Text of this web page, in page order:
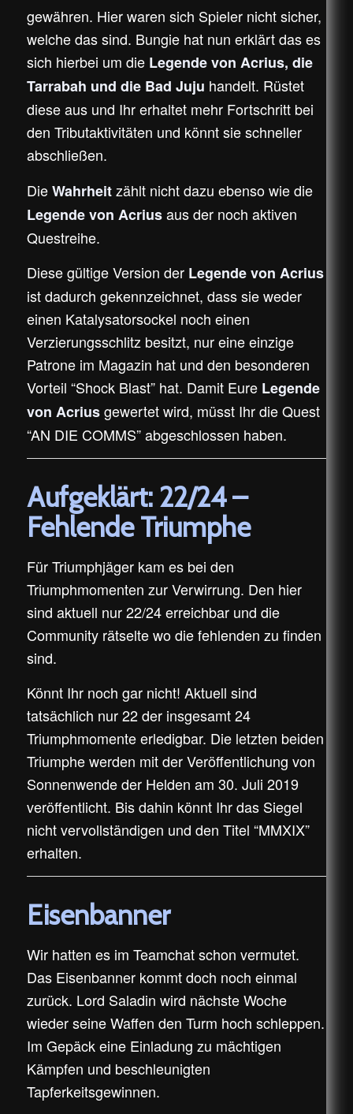
gewähren. Hier waren sich Spieler nicht sicher,
welche das sind. Bungie hat nun erklärt das es
sich hierbei um die Legende von Acrius, die
Tarrabah und die Bad Juju handelt. Rüstet
diese aus und Ihr erhaltet mehr Fortschritt bei
den Tributaktivitäten und könnt sie schneller
abschließen.
DieWahrheitzählt nicht dazu ebenso wie die
Legende von Acriusaus der noch aktiven
Questreihe.
Diese gültige Version der Legende von Acrius
ist dadurch gekennzeichnet, dass sie weder
einen Katalysatorsockel noch einen
Verzierungsschlitz besitzt, nur eine einzige
Patrone im Magazin hat und den besonderen
Vorteil “Shock Blast” hat. Damit Eure Legende
von Acriusgewertet wird, müsst Ihr die Quest
“AN DIE COMMS” abgeschlossen haben.
Aufgeklärt: 22/24 –
Fehlende Triumphe
Für Triumphjäger kam es bei den
Triumphmomenten zur Verwirrung. Den hier
sind aktuell nur 22/24 erreichbar und die
Community rätselte wo die fehlenden zu finden
sind.
Könnt Ihr noch gar nicht! Aktuell sind
tatsächlich nur 22 der insgesamt 24
Triumphmomente erledigbar. Die letzten beiden
Triumphe werden mit der Veröffentlichung von
Sonnenwende der Helden am 30. Juli 2019
veröffentlicht. Bis dahin könnt Ihr das Siegel
nicht vervollständigen und den Titel “MMXIX”
erhalten.
Eisenbanner
Wir hatten es im Teamchat schon vermutet.
Das Eisenbanner kommt doch noch einmal
zurück. Lord Saladin wird nächste Woche
wieder seine Waffen den Turm hoch schleppen.
Im Gepäck eine Einladung zu mächtigen
Kämpfen und beschleunigten
Tapferkeitsgewinnen.